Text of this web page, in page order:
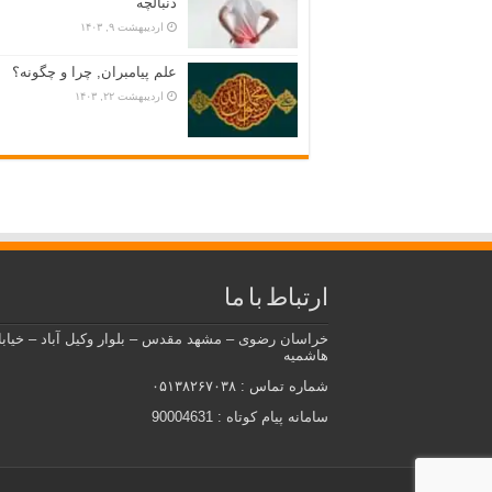
اردیبهشت ۹, ۱۴۰۳
علم پیامبران, چرا و چگونه؟
اردیبهشت ۲۲, ۱۴۰۳
ارتباط با ما
خراسان رضوی – مشهد مقدس – بلوار وکیل آباد –
هاشمیه
شماره تماس : ۰۵۱۳۸۲۶۷۰۳۸
سامانه پیام کوتاه : 90004631